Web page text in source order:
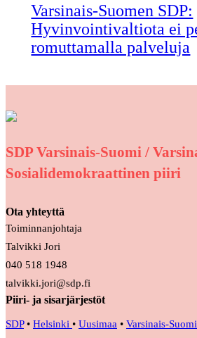
Varsinais-Suomen SDP:
Hyvinvointivaltiota ei
romuttamalla palveluja
SDP Varsinais-Suomi /
Sosialidemokraattinen piiri
Ota yhteyttä
Toiminnanjohtaja
Talvikki Jori
040 518 1948
talvikki.jori@sdp.fi
Piiri- ja sisarjärjestöt
SDP• Helsinki • Uusimaa • Varsinais-Suomi